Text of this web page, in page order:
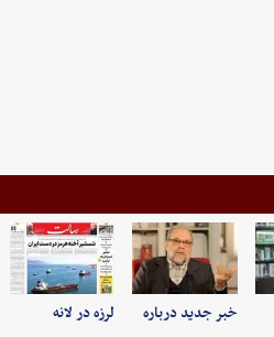
خبر جدید درباره
لرزه در لانه